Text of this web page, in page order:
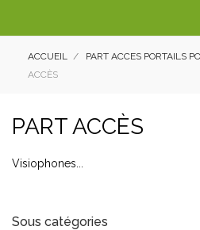
ACCUEIL PART ACCES PORTAILS
ACCÈS
PART ACCÈS
Visiophones...
Sous catégories